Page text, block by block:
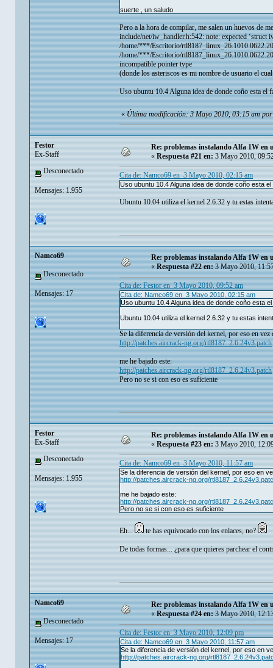
suerte , un saludo
Pero a la hora de compilar, me salen un huevos de
include/net/iw_handler.h:542: note: expected ‘struct
/home/***/Escritorio/
/home/***/Escritorio/
incompatible pointer type
(donde los asteriscos es mi nombre de usuario el
Uso ubuntu 10.4 Alguna idea de donde coño esta el
«Última modificación: 3 Mayo 2010, 03:15 am
Festor
Ex-Staff
Desconectado
Mensajes: 1.955
Re: problemas instalando Alfa 1W en
« Respuesta #21 en: 3 Mayo 2010,
Cita de: Namco69 en 3 Mayo 2010, 02:15 am
Uso ubuntu 10.4 Alguna idea de donde coño esta
Ubuntu 10.04 utiliza el kernel 2.6.32 y tu estas
Namco69
Desconectado
Mensajes: 17
Re: problemas instalando Alfa 1W en
«Respuesta #22 en:3 Mayo 2010,
Cita de: Festor en 3 Mayo 2010, 09:52 am
Cita de: Namco69 en 3 Mayo 2010, 02:15 am
Uso ubuntu 10.4 Alguna idea de donde coño esta
Ubuntu 10.04 utiliza el kernel 2.6.32 y tu estas
Se la diferencia de versión del kernel, por eso en vez
http://patches.aircrack-ng.org/rtl8187_2.6.24v3.patch
me he bajado este:
http://patches.aircrack-ng.org/rtl8187_2.6.24v3.patch
Pero no se si con eso es suficiente
Festor
Ex-Staff
Desconectado
Mensajes: 1.955
Re: problemas instalando Alfa 1W en
« Respuesta #23 en: 3 Mayo 2010,
Cita de: Namco69 en 3 Mayo 2010, 11:57 am
Se la diferencia de versión del kernel, por eso en
http://patches.aircrack-ng.org/
me he bajado este:
http://patches.aircrack-ng.org/
Pero no se si con eso es suficiente
Eh... te has equivocado con los enlaces, no?
De todas formas... ¿para que quieres parchear el
Namco69
Desconectado
Mensajes: 17
Re: problemas instalando Alfa 1W en
«Respuesta #24 en:3 Mayo 2010,
Cita de: Festor en 3 Mayo 2010, 12:09 pm
Cita de: Namco69 en 3 Mayo 2010, 11:57 am
Se la diferencia de versión del kernel, por eso en
http://patches.aircrack-ng.org/